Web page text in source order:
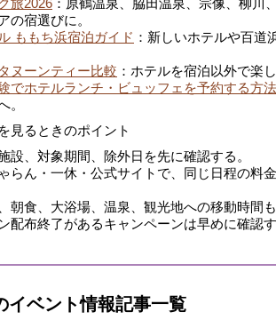
旅2026 ：原鶴温泉、脇田温泉、宗像、柳川
の宿選びに。
ももち浜宿泊ガイド ：新しいホテルや百道
ヌーンティー比較 ：ホテルを宿泊以外で楽
でホテルランチ・ビュッフェを予約する方法
。
見るときのポイント
設、対象期間、除外日を先に確認する。
らん・一休・公式サイトで、同じ日程の料
朝食、大浴場、温泉、観光地への移動時間も
配布終了があるキャンペーンは早めに確認す
イベント情報記事一覧